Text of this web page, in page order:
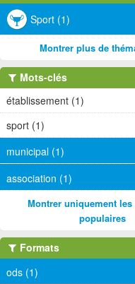
Sport (1)
Montrer plus de
Mots-clés
établissement (1)
sport (1)
municipal (1)
association (1)
Montrer uniquement
populaires
Formats
ods (1)